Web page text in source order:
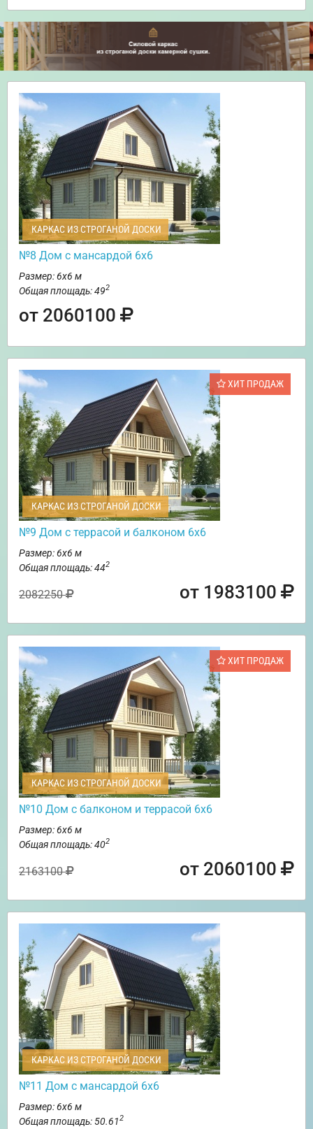
КАРКАС ИЗ СТРОГАНОЙ ДОСКИ
№8 Дом с мансардой 6х6
Размер: 6х6 м
Общая площадь: 492
от 2060100
ХИТ ПРОДАЖ
КАРКАС ИЗ СТРОГАНОЙ ДОСКИ
№9 Дом с террасой и балконом 6х6
Размер: 6х6 м
Общая площадь: 442
2082250 от 1983100
ХИТ ПРОДАЖ
КАРКАС ИЗ СТРОГАНОЙ ДОСКИ
№10 Дом с балконом и террасой 6х6
Размер: 6х6 м
Общая площадь: 402
2163100 от 2060100
КАРКАС ИЗ СТРОГАНОЙ ДОСКИ
№11 Дом с мансардой 6х6
Размер: 6х6 м
Общая площадь: 50.612